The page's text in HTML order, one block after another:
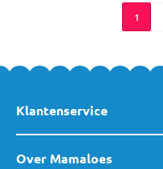
1
Klantenservice
Over Mamaloes